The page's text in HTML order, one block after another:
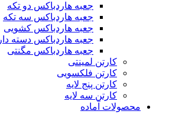
جعبه هاردباکس دو تکه
جعبه هاردباکس سه تکه
جعبه هاردباکس کشویی
جعبه هاردباکس دسته دار
جعبه هاردباکس مگنتی
کارتن لمینتی
کارتن فلکسویی
کارتن پنج لایه
کارتن سه لایه
محصولات آماده